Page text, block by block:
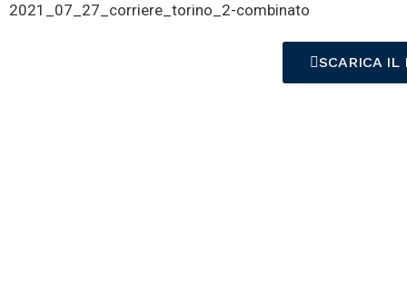
2021_07_27_corriere_torino_2-combinato
SCARICA IL